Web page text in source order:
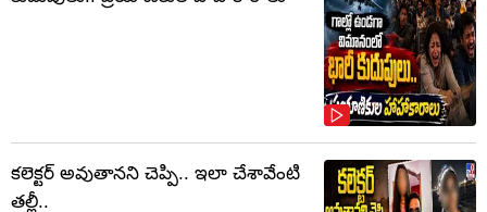
కలెక్టర్‌ అవుతానని చెప్పి.. ఇలా చేశావేంటి
తల్లీ..